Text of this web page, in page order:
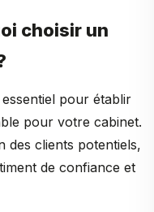
choisir un
pour établir
pour votre cabinet.
des clients potentiels,
de confiance et